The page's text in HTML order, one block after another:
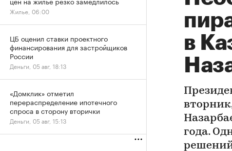
в
года.
Жилье, 06:00
ЦБ оценил ставки проектного
финансирования для застройщиков
России
Деньги, 05 авг, 18:13
«Домклик» отметил
перераспределение ипотечного
спроса в сторону вторички
Деньги, 05 авг, 15:13